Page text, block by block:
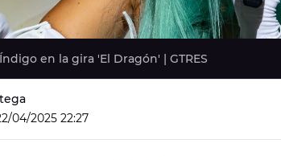
en la gira 'El Dragón' | GTRES
04/2025 22:27